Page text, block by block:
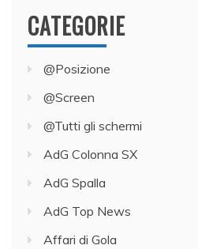
CATEGORIE
@Posizione
@Screen
@Tutti gli schermi
AdG Colonna SX
AdG Spalla
AdG Top News
Affari di Gola